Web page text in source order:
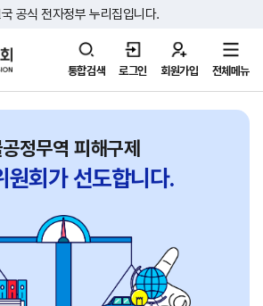
공식 전자정부 누리집입니다.
통합검색 로그인 회원가입 전체메뉴
정무역 피해구제
원회가선도합니다.